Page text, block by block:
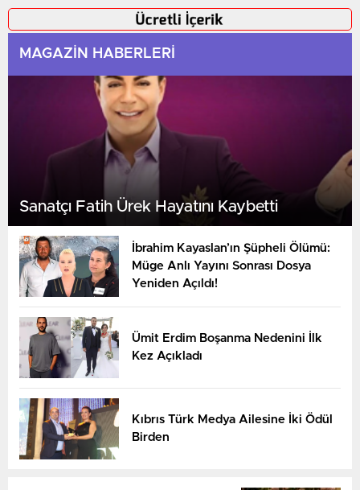
MAGAZİN HABERLERİ
Sanatçı Fatih Ürek Hayatını Kaybetti
İbrahim Kayaslan’ın Şüpheli Ölümü:
Müge Anlı Yayını Sonrası Dosya
Yeniden Açıldı!
Ümit Erdim Boşanma Nedenini İlk
Kez Açıkladı
Kıbrıs Türk Medya Ailesine İki Ödül
Birden